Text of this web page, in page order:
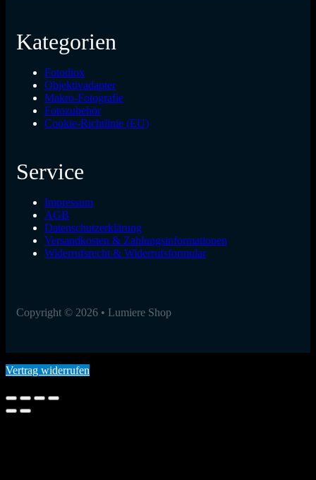
Kategorien
Fotodiox
Objektivadapter
Makro-Fotografie
Fotozubehör
Cookie-Richtlinie (EU)
Service
Impressum
AGB
Datenschutzerklärung
Versandkosten & Zahlungsinformationen
Widerrufsrecht & Widerrufsformular
Copyright © 2026 • Lumiere Shop
Vertrag widerrufen